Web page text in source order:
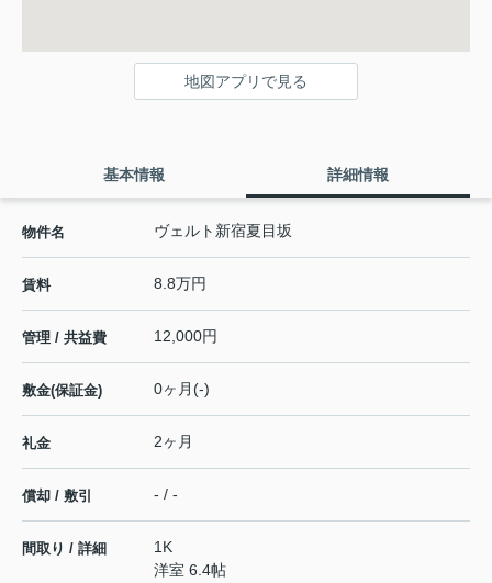
地図アプリで見る
基本情報 詳細情報
物件名 ヴェルト新宿夏目坂
賃料 8.8万円
管理 / 共益費 12,000円
敷金(保証金) 0ヶ月(-)
礼金 2ヶ月
償却 / 敷引 - / -
間取り / 詳細
1K
洋室 6.4帖